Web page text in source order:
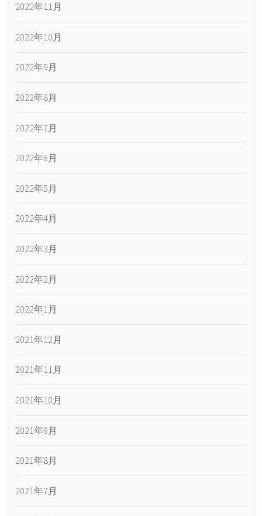
2022年11月
2022年10月
2022年9月
2022年8月
2022年7月
2022年6月
2022年5月
2022年4月
2022年3月
2022年2月
2022年1月
2021年12月
2021年11月
2021年10月
2021年9月
2021年8月
2021年7月